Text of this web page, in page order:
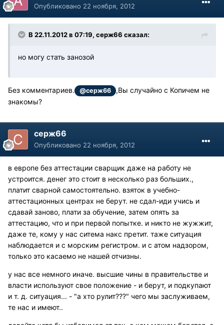
Опубликовано 22 ноября, 2012
В 22.11.2012 в 07:19, серж66 сказал:
но могу стать занозой
Без комментариев. @серж66
,Вы случайно с Копичем не
знакомы?
серж66
Опубликовано 22 ноября, 2012
в европе без аттестации сварщик даже на работу не
устроится. денег это стоит в несколько раз больших.,
платит сварной самостоятельно. взяток в учебно-
аттестационных центрах не берут. не сдал-иди учись и
сдавай заново, плати за обучение, затем опять за
аттестацию, что и при первой попытке. и никто не жужжит,
даже те, кому у нас ситема накс претит. таже ситуация
наблюдается и с морским регистром. и с атом надзором,
только это касаемо не нашей отчизны.
у нас все немного иначе. высшие чины в правительстве и
власти используют свое положение - и берут, и подкупают
и т. д. ситуация... - "а хто рулит???" чего мы заслуживаем,
те нас и имеют..